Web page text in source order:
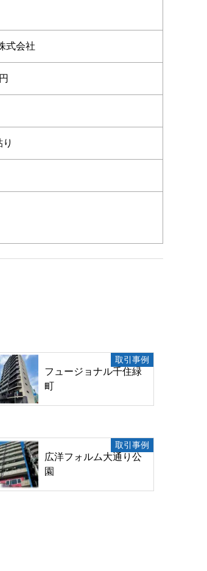
式会社
取引事例
フュージョナル千住緑
町
取引事例
広洋フォルム大通り公
園